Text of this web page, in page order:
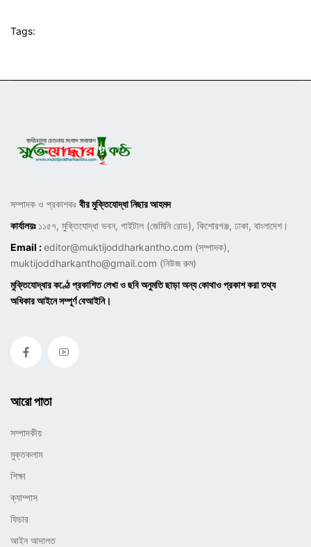
Tags:
সম্পাদক ও প্রকাশকঃ বীর মুক্তিযোদ্ধা নিছার আহমদ
কার্যালয়ঃ ১১৫৭, মুক্তিযোদ্ধা ভবন, গাইটাল (জেমিনি রোড), কিশোরগঞ্জ, ঢাকা, বাংলাদেশ।
Email :editor@muktijoddharkantho.com (সম্পাদক),
muktijoddharkantho@gmail.com (নিউজ রুম)
মুক্তিযোদ্ধার কণ্ঠে প্রকাশিত লেখা ও ছবি অনুমতি ছাড়া অন্য কোথাও প্রকাশ করা তথ্য
অধিকার আইনে সম্পূর্ণ বেআইনি।
আরো পাতা
সম্পাদকীয়
মুক্তকলাম
শিক্ষা
ক্যাম্পাস
ফিচার
আইন আদালত